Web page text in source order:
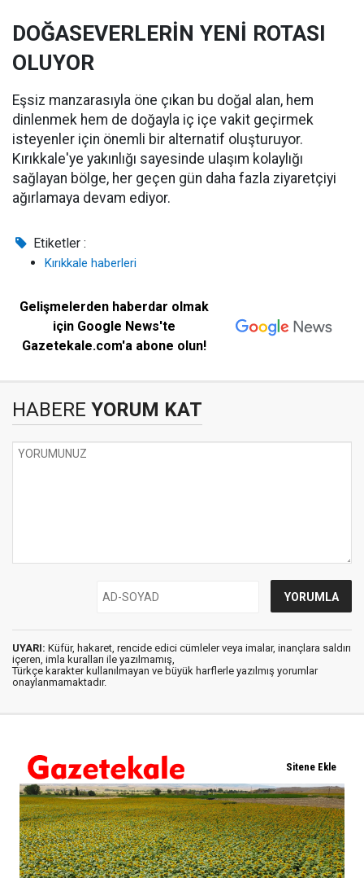
DOĞASEVERLERİN YENİ ROTASI
OLUYOR
Eşsiz manzarasıyla öne çıkan bu doğal alan, hem
dinlenmek hem de doğayla iç içe vakit geçirmek
isteyenler için önemli bir alternatif oluşturuyor.
Kırıkkale'ye yakınlığı sayesinde ulaşım kolaylığı
sağlayan bölge, her geçen gün daha fazla ziyaretçiyi
ağırlamaya devam ediyor.
Etiketler :
Kırıkkale haberleri
Gelişmelerden haberdar olmak
için Google News'te
Gazetekale.com'a abone olun!
HABERE YORUM KAT
UYARI: Küfür, hakaret, rencide edici cümleler veya imalar, inançlara saldırı
içeren, imla kuralları ile yazılmamış,
Türkçe karakter kullanılmayan ve büyük harflerle yazılmış yorumlar
onaylanmamaktadır.